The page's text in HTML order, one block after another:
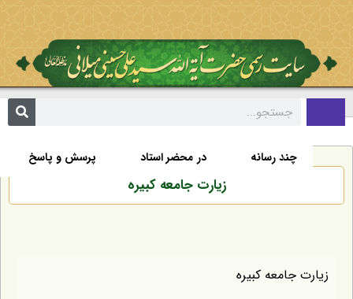
صفحه نخست تألیفات
پرسش و پاسخ در محضر استاد چند رسانه
زيارت جامعه كبيره
زيارت جامعه كبيره